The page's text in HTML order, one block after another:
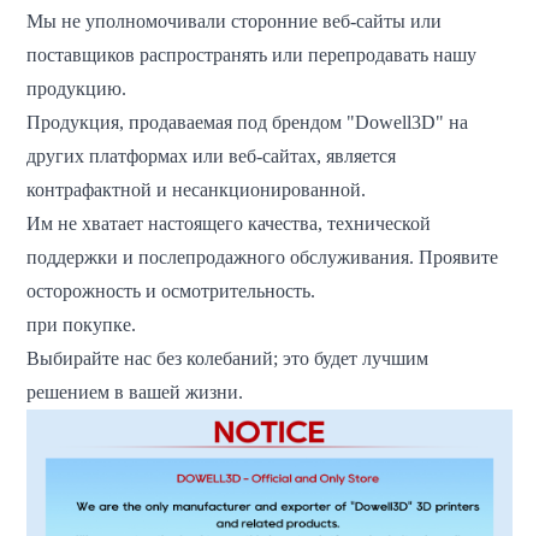
Мы не уполномочивали сторонние веб-сайты или
поставщиков распространять или перепродавать нашу
продукцию.
Продукция, продаваемая под брендом "Dowell3D" на
других платформах или веб-сайтах, является
контрафактной и несанкционированной.
Им не хватает настоящего качества, технической
поддержки и послепродажного обслуживания. Проявите
осторожность и осмотрительность.
при покупке.
Выбирайте нас без колебаний; это будет лучшим
решением в вашей жизни.